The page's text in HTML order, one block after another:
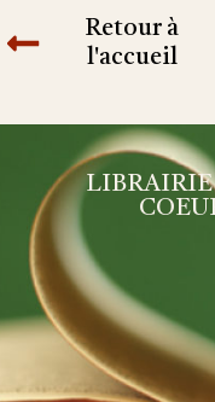
Retour à
l'accueil
LIBRAIRIE